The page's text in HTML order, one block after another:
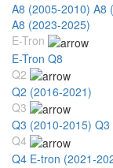
A8 (2005-2010) A8
A8 (2023-2025)
E-Tron
E-Tron Q8
Q2
Q2 (2016-2021)
Q3
Q3 (2010-2015) Q3
Q4
Q4 E-tron (2021-